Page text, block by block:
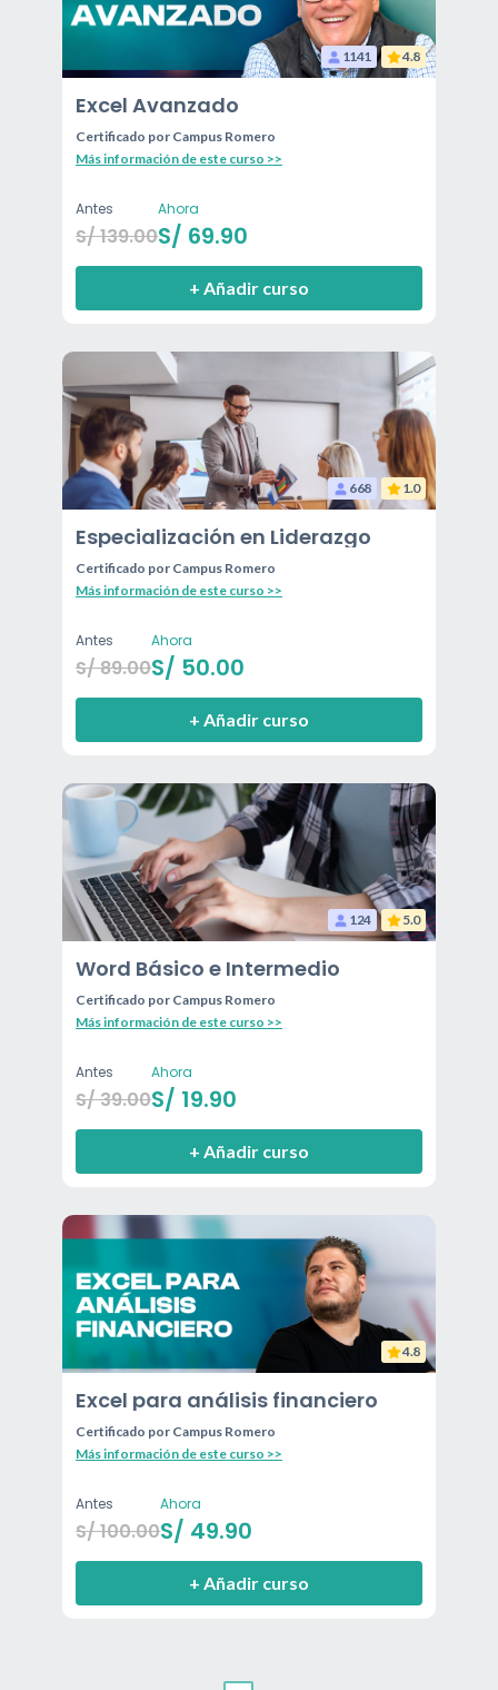
1141 4.8
Excel Avanzado
Certificado por Campus Romero
Más información de este curso >>
Antes
S/139.00
Ahora
S/ 69.90
+ Añadir curso
668 1.0
Especialización en Liderazgo
Certificado por Campus Romero
Más información de este curso >>
Antes
S/89.00
Ahora
S/ 50.00
+ Añadir curso
124 5.0
Word Básico e Intermedio
Certificado por Campus Romero
Más información de este curso >>
Antes
S/39.00
Ahora
S/ 19.90
+ Añadir curso
4.8
Excel para análisis financiero
Certificado por Campus Romero
Más información de este curso >>
Antes
S/100.00
Ahora
S/ 49.90
+ Añadir curso